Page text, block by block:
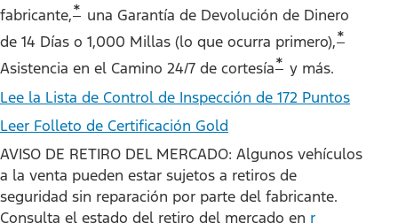
fabricante,* una Garantía de Devolución de Dinero
de 14 Días o 1,000 Millas (lo que ocurra primero),*
Asistencia en el Camino 24/7 de cortesía* y más.
Lee la Lista de Control de Inspección de 172 Puntos
Leer Folleto de Certificación Gold
AVISO DE RETIRO DEL MERCADO: Algunos vehículos
a la venta pueden estar sujetos a retiros de
seguridad sin reparación por parte del fabricante.
Consulta el estado del retiro del mercado en r